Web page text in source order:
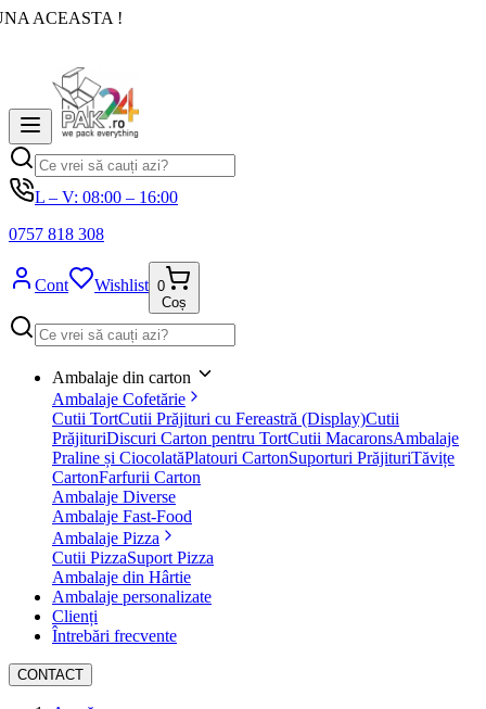
ACEASTA !
L – V: 08:00 – 16:00
0757 818 308
Cont Wishlist 0
Coș
Ambalaje din carton
Ambalaje Cofetărie
Cutii TortCutii Prăjituri cu Fereastră (Display)Cutii
PrăjituriDiscuri Carton pentru TortCutii MacaronsAmbalaje
Praline și CiocolatăPlatouri CartonSuporturi PrăjituriTăvițe
CartonFarfurii Carton
Ambalaje Diverse
Ambalaje Fast-Food
Ambalaje Pizza
Cutii PizzaSuport Pizza
Ambalaje din Hârtie
Ambalaje personalizate
Clienți
Întrebări frecvente
CONTACT